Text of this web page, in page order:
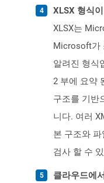
XLSX 형식
XLSX는
Microsoft가
알려진 형식
2 부에 요약
구조를 기반
니다. 여러
본 구조와
검사 할 수
클라우드에